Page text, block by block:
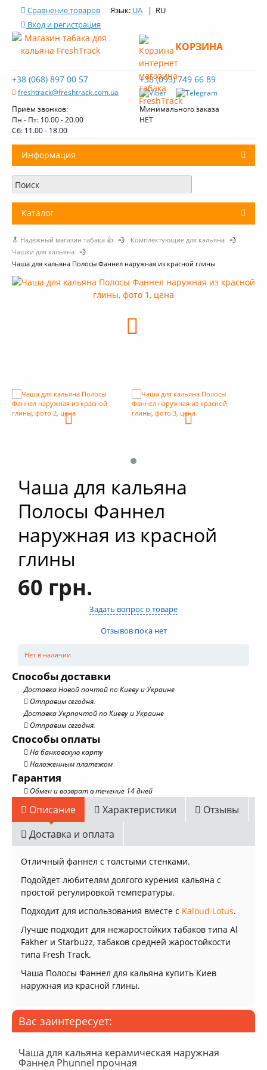
Сравнение товаров Язык: UA | RU
Вход и регистрация
+38 (068) 897 00 57
freshtrack@freshtrack.com.ua
+38 (093) 749 66 89
Приём звонков:
Пн - Пт: 10.00 - 20.00
Cб: 11.00 - 18.00
Минимального заказа
НЕТ
КОРЗИНА
Информация
О нас
Доставка и оплата
Обзоры табака Fresh Track
Каталог
Табак для кальяна
Уголь для кальяна
Кальяны
+
Условия опта
🔝 Надёжный магазин табака 👍 💨 Комплектующие для кальяна 💨
Чашки для кальяна 💨
Чаша для кальяна Полосы Фаннел наружная из красной глины
Чаша для кальяна
Полосы Фаннел
наружная из красной
глины
60 грн.
Задать вопрос о товаре
Отзывов пока нет
Нет в наличии
Способы доставки
Доставка Новой почтой по Киеву и Украине
Отправим сегодня.
Доставка Укрпочтой по Киеву и Украине
Отправим сегодня.
Способы оплаты
На банковскую карту
Наложенным платежом
Гарантия
Обмен и возврат в течение 14 дней
Описание Характеристики
Отзывы
Доставка и оплата
Отличный фаннел с толстыми стенками.
Подойдет любителям долгого курения кальяна с
простой регулировкой температуры.
Подходит для использования вместе с Kaloud Lotus.
Лучше подходит для нежаростойких табаков типа Al
Fakher и Starbuzz, табаков средней жаростойкости
типа Fresh Track.
Чаша Полосы Фаннел для кальяна купить Киев
наружная из красной глины.
Вас заинтересует:
Чаша для кальяна керамическая наружная
Фаннел Phunnel прочная